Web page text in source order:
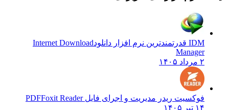
IDM قدرتمندترین نرم افزار دانلود
Internet Download
Manager
۲ مرداد ۱۴۰۵
فوکسیت ریدر مدیریت و اجرای فایل PDFFoxit Reader
۱۴ تیر ۱۴۰۵